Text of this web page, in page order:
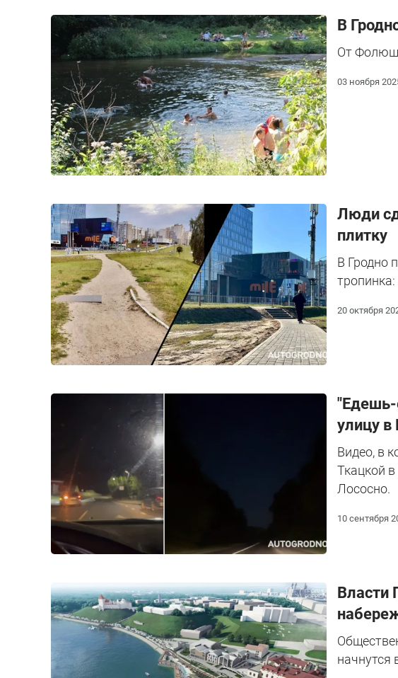
В
От
03 ноября
Люди
плитку
В Гродно
20 октября
"Едешь-
улицу в
Видео, в
Ткацкой
Лососно.
10 сентября
Власти
начнутся